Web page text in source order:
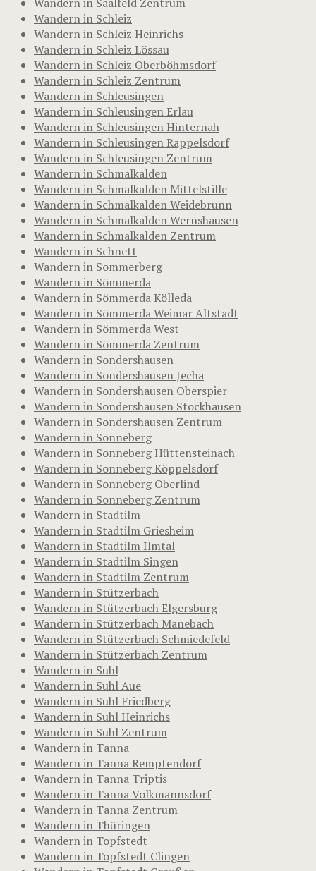
Wandern in Schleiz
Wandern in Schleiz Heinrichs
Wandern in Schleiz Lössau
Wandern in Schleiz Oberböhmsdorf
Wandern in Schleiz Zentrum
Wandern in Schleusingen
Wandern in Schleusingen Erlau
Wandern in Schleusingen Hinternah
Wandern in Schleusingen Rappelsdorf
Wandern in Schleusingen Zentrum
Wandern in Schmalkalden
Wandern in Schmalkalden Mittelstille
Wandern in Schmalkalden Weidebrunn
Wandern in Schmalkalden Wernshausen
Wandern in Schmalkalden Zentrum
Wandern in Schnett
Wandern in Sommerberg
Wandern in Sömmerda
Wandern in Sömmerda Kölleda
Wandern in Sömmerda Weimar Altstadt
Wandern in Sömmerda West
Wandern in Sömmerda Zentrum
Wandern in Sondershausen
Wandern in Sondershausen Jecha
Wandern in Sondershausen Oberspier
Wandern in Sondershausen Stockhausen
Wandern in Sondershausen Zentrum
Wandern in Sonneberg
Wandern in Sonneberg Hüttensteinach
Wandern in Sonneberg Köppelsdorf
Wandern in Sonneberg Oberlind
Wandern in Sonneberg Zentrum
Wandern in Stadtilm
Wandern in Stadtilm Griesheim
Wandern in Stadtilm Ilmtal
Wandern in Stadtilm Singen
Wandern in Stadtilm Zentrum
Wandern in Stützerbach
Wandern in Stützerbach Elgersburg
Wandern in Stützerbach Manebach
Wandern in Stützerbach Schmiedefeld
Wandern in Stützerbach Zentrum
Wandern in Suhl
Wandern in Suhl Aue
Wandern in Suhl Friedberg
Wandern in Suhl Heinrichs
Wandern in Suhl Zentrum
Wandern in Tanna
Wandern in Tanna Remptendorf
Wandern in Tanna Triptis
Wandern in Tanna Volkmannsdorf
Wandern in Tanna Zentrum
Wandern in Thüringen
Wandern in Topfstedt
Wandern in Topfstedt Clingen